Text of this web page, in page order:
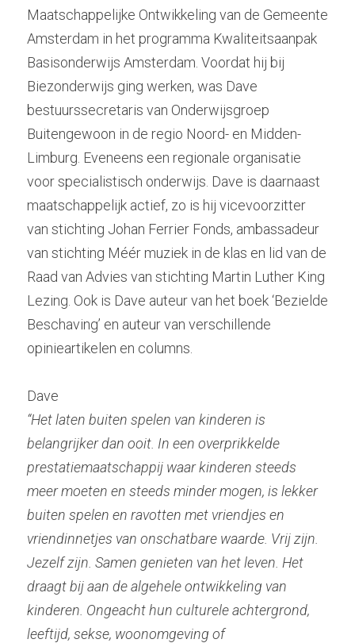
Maatschappelijke Ontwikkeling van de Gemeente
Amsterdam in het programma Kwaliteitsaanpak
Basisonderwijs Amsterdam. Voordat hij bij
Biezonderwijs ging werken, was Dave
bestuurssecretaris van Onderwijsgroep
Buitengewoon in de regio Noord- en Midden-
Limburg. Eveneens een regionale organisatie
voor specialistisch onderwijs. Dave is daarnaast
maatschappelijk actief, zo is hij vicevoorzitter
van stichting Johan Ferrier Fonds, ambassadeur
van stichting Méér muziek in de klas en lid van de
Raad van Advies van stichting Martin Luther King
Lezing. Ook is Dave auteur van het boek ‘Bezielde
Beschaving’ en auteur van verschillende
opinieartikelen en columns.
Dave
“Het laten buiten spelen van kinderen is
belangrijker dan ooit. In een overprikkelde
prestatiemaatschappij waar kinderen steeds
meer moeten en steeds minder mogen, is lekker
buiten spelen en ravotten met vriendjes en
vriendinnetjes van onschatbare waarde. Vrij zijn.
Jezelf zijn. Samen genieten van het leven. Het
draagt bij aan de algehele ontwikkeling van
kinderen. Ongeacht hun culturele achtergrond,
leeftijd, sekse, woonomgeving of